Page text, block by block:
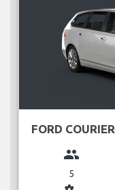
FORD COURIER
group
5